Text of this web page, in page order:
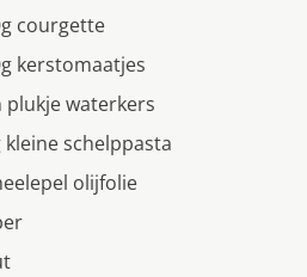
courgette
kerstomaatjes
plukje waterkers
kleine schelppasta
olijfolie